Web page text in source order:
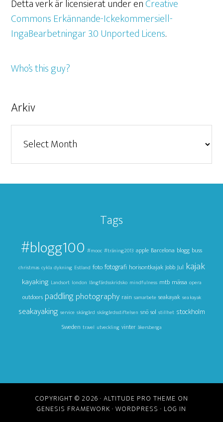
Detta verk är licensierat under enCreative
Commons Erkännande-Ickekommersiell-
IngaBearbetningar 3.0 Unported Licens.
Who’s this guy?
Arkiv
Tags
#blogg100 #mooc #träning2013 apple Barcelona blogg buss
christmas cykla dykning Estland foto fotografi horisontkajak Jobb Jul kajak
kayaking Landsort london långfärdsskridsko mindfulness mtb mässa opera
outdoors paddlingphotography rain samarbete seakayak sea kayak
seakayaking service skärgård skärgårdsstiftelsen snö sol stillhet stockholm
Sweden travel utveckling vinter åkersberga
COPYRIGHT © 2026 · ALTITUDE PRO THEME ON
GENESIS FRAMEWORK · WORDPRESS · LOG IN